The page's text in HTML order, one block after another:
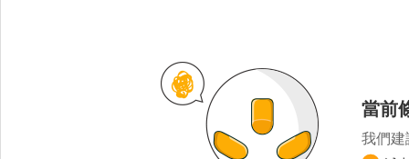
當前
我們